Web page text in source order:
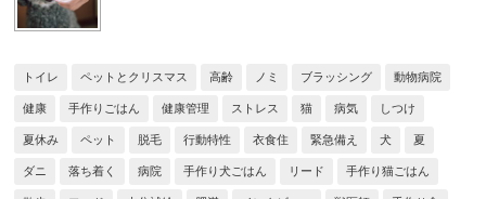
トイレ ペットとクリスマス 高齢 ノミ ブラッシング 動物病院
健康 手作りごはん 健康管理 ストレス 猫 病気 しつけ
夏休み ペット 脱毛 行動特性 衣食住 緊急備え 犬 夏
ダニ 落ち着く 病院 手作り犬ごはん リード 手作り猫ごはん